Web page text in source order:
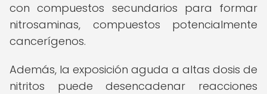
con compuestos secundarios para formar
nitrosaminas, compuestos potencialmente
cancerígenos.
Además, la exposición aguda a altas dosis de
nitritos puede desencadenar reacciones